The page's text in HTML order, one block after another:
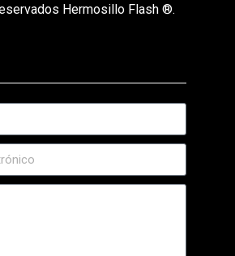
Hermosillo Flash ®.